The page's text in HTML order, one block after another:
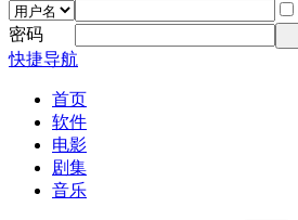
密码
快捷导航
首页
软件
电影
剧集
音乐